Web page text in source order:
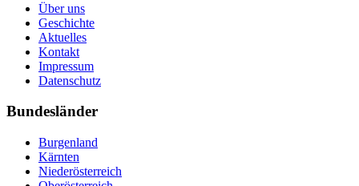
Über uns
Geschichte
Aktuelles
Kontakt
Impressum
Datenschutz
Bundesländer
Burgenland
Kärnten
Niederösterreich